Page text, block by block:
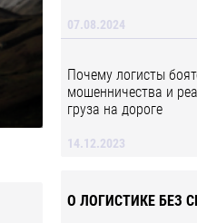
07.08.2024
Почему логисты
мошенничества и
груза на дороге
14.12.2023
О ЛОГИСТИКЕ БЕЗ